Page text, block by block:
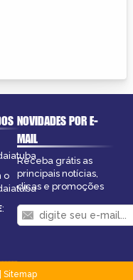
o
:
NOVIDADES POR E-
MAIL
Receba grátis as
principais notícias,
dicas e promoções
Sitemap